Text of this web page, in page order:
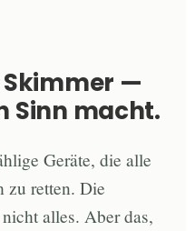
Skimmer —
Sinn macht.
Geräte, die alle
zu retten. Die
alles. Aber das,